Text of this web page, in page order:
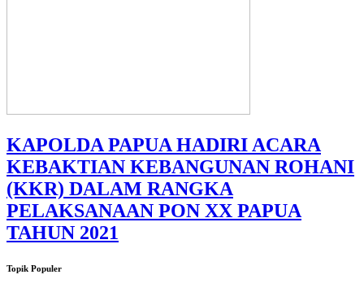
KAPOLDA PAPUA HADIRI ACARA
KEBAKTIAN KEBANGUNAN ROHANI
(KKR) DALAM RANGKA
PELAKSANAAN PON XX PAPUA
TAHUN 2021
Topik Populer